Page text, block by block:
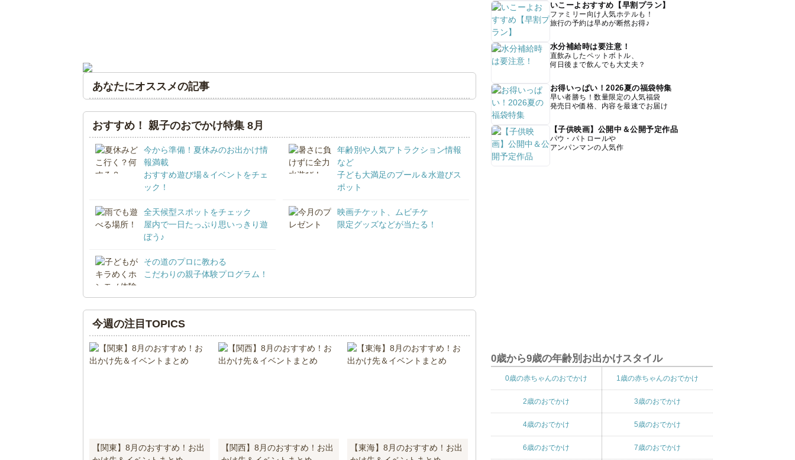
あなたにオススメの記事
おすすめ！ 親子のおでかけ特集 8月
今から準備！夏休みのお出かけ情
報満載
おすすめ遊び場＆イベントをチェ
ック！
年齢別や人気アトラクション情報
など
子ども大満足のプール＆水遊びス
ポット
全天候型スポットをチェック
屋内で一日たっぷり思いっきり遊
ぼう♪
映画チケット、ムビチケ
限定グッズなどが当たる！
その道のプロに教わる
こだわりの親子体験プログラム！
今週の注目TOPICS
【関東】8月のおすすめ！お出
【関西】8月のおすすめ！お出
【東海】8月のおすすめ！お出
いこーよおすすめ【早割プラン】
ファミリー向け人気ホテルも！
旅行の予約は早めが断然お得♪
水分補給時は要注意！
直飲みしたペットボトル、
何日後まで飲んでも大丈夫？
お得いっぱい！2026夏の福袋特集
早い者勝ち！数量限定の人気福袋
発売日や価格、内容を最速でお届け
【子供映画】公開中＆公開予定作品
パウ・パトロールや
アンパンマンの人気作
0歳から9歳の年齢別お出かけスタイル
0歳の赤ちゃんのおでかけ 1歳の赤ちゃんのおでかけ
2歳のおでかけ 3歳のおでかけ
4歳のおでかけ 5歳のおでかけ
6歳のおでかけ 7歳のおでかけ